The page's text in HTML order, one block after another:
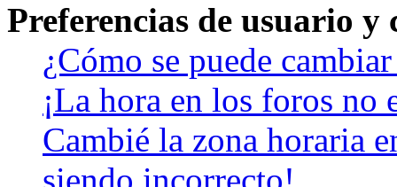
Preferencias de usuario y
¿Cómo se puede
¡La hora en los foros no
Cambié la zona horaria